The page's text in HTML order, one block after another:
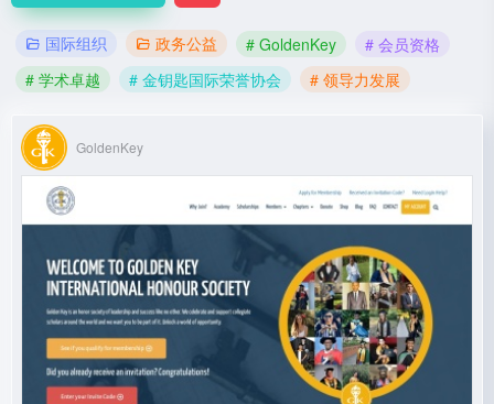
国际组织 政务公益 # GoldenKey
# 会员资格
# 学术卓越
# 金钥匙国际荣誉协会 # 领导力发展
GoldenKey